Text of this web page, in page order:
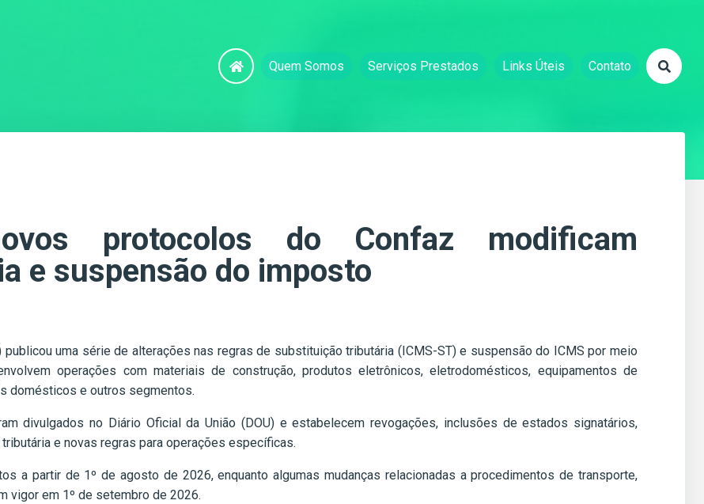
Quem Somos Serviços Prestados Links Úteis Contato
protocolos do Confaz modificam
e suspensão do imposto
uma série de alterações nas regras de substituição tributária (ICMS-ST) e suspensão do ICMS por meio
operações com materiais de construção, produtos eletrônicos, eletrodomésticos, equipamentos de
domésticos e outros segmentos.
divulgados no Diário Oficial da União (DOU) e estabelecem revogações, inclusões de estados signatários,
e novas regras para operações específicas.
a partir de 1º de agosto de 2026, enquanto algumas mudanças relacionadas a procedimentos de transporte,
vigor em 1º de setembro de 2026.